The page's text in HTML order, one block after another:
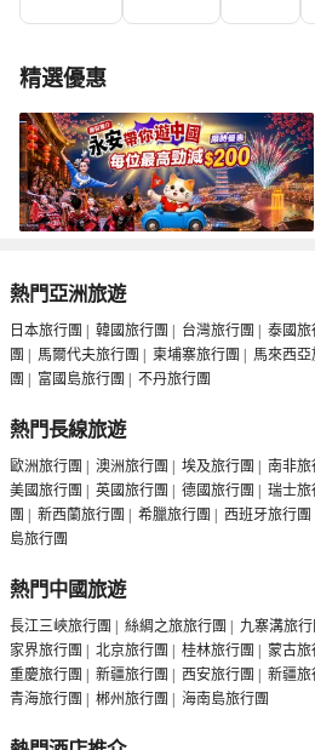
精選優惠
熱門亞洲旅遊
日本旅行團 | 韓國旅行團 | 台灣旅行團 | 泰國旅
團 | 馬爾代夫旅行團 | 柬埔寨旅行團 | 馬來西亞
團 | 富國島旅行團 | 不丹旅行團
熱門長線旅遊
歐洲旅行團 | 澳洲旅行團 | 埃及旅行團 | 南非旅
美國旅行團 | 英國旅行團 | 德國旅行團 | 瑞士旅
團 | 新西蘭旅行團 | 希臘旅行團 | 西班牙旅行團
島旅行團
熱門中國旅遊
長江三峽旅行團 | 絲綢之旅旅行團 | 九寨溝旅行
家界旅行團 | 北京旅行團 | 桂林旅行團 | 蒙古旅
重慶旅行團 | 新疆旅行團 | 西安旅行團 | 新疆旅
青海旅行團 | 郴州旅行團 | 海南島旅行團